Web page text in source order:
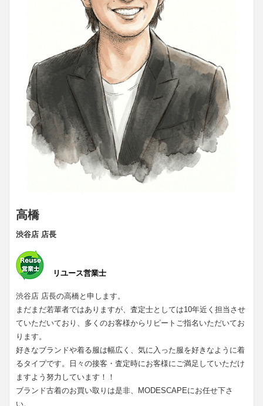
高橋
渋谷店 店長
リユース営業士
渋谷店 店長の高橋と申します。
まだまだ若輩者ではありますが、査定士としては10年近く担当させ
ていただいており、多くのお客様からリピートご指名いただいてお
ります。
好きなブランドや着る服は幅広く、気に入った服を好きなように着
るタイプです。日々の接客・査定時にお客様にご満足していただけ
ますよう努力しています！！
ブランド古着のお買い取りは是非、MODESCAPEにお任せ下さ
い。